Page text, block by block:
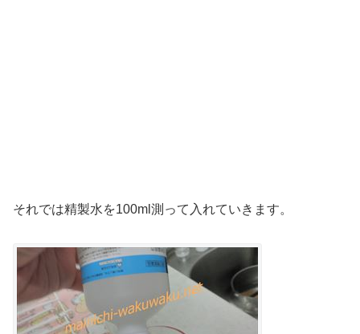
それでは精製水を100ml測って入れていきます。